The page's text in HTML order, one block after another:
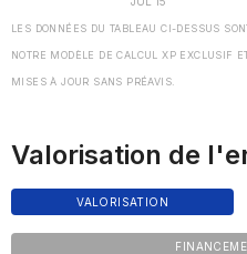
LES DONNÉES DU TABLEAU CI-DESSUS
NOTRE MODÈLE DE CALCUL XP EXCLUSIF
MISES À JOUR SANS PRÉAVIS.
Valorisation de
VALORISATION